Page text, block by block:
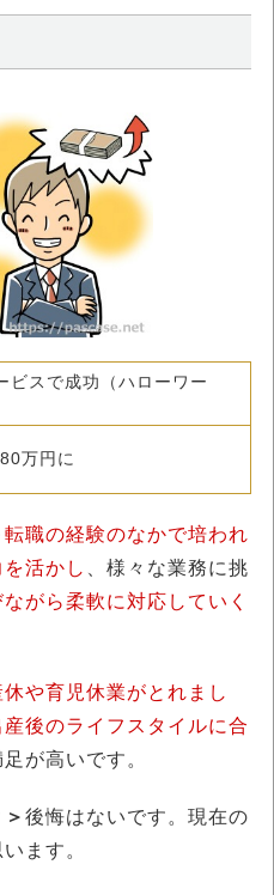
ビスで成功（ハローワー
万円に
転職の経験のなかで培われ
活かし
、様々な業務に挑
がら柔軟に対応していく
休や育児休業がとれまし
後のライフスタイルに合
が高いです。
後悔はないです。現在の
ます。